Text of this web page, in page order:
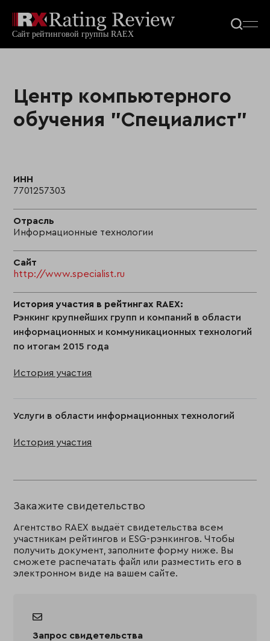
Центр компьютерного
обучения "Специалист"
ИНН
7701257303
Отрасль
Информационные технологии
Сайт
http://www.specialist.ru
История участия в рейтингах RAEX:
Рэнкинг крупнейших групп и компаний в области
информационных и коммуникационных технологий
по итогам 2015 года
История участия
Услуги в области информационных технологий
История участия
Закажите свидетельство
Агентство RAEX выдаёт свидетельства всем
участникам рейтингов и ESG-рэнкингов. Чтобы
получить документ, заполните форму ниже. Вы
сможете распечатать файл или разместить его в
электронном виде на вашем сайте.
Запрос свидетельства